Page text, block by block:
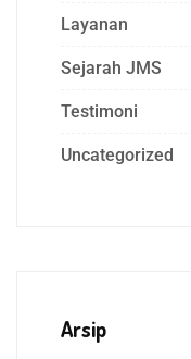
Layanan
Sejarah JMS
Testimoni
Uncategorized
Arsip